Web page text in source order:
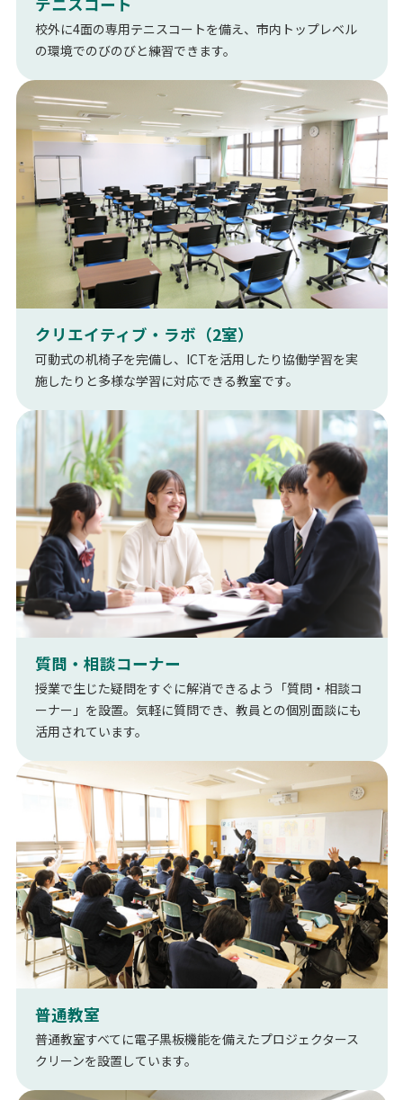
校外に4面の専用テニスコートを備え、市内トップレベル
の環境でのびのびと練習できます。
クリエイティブ・ラボ（2室）
可動式の机椅子を完備し、ICTを活用したり協働学習を実
施したりと多様な学習に対応できる教室です。
質問・相談コーナー
授業で生じた疑問をすぐに解消できるよう「質問・相談コ
ーナー」を設置。気軽に質問でき、教員との個別面談にも
活用されています。
普通教室
普通教室すべてに電子黒板機能を備えたプロジェクタース
クリーンを設置しています。